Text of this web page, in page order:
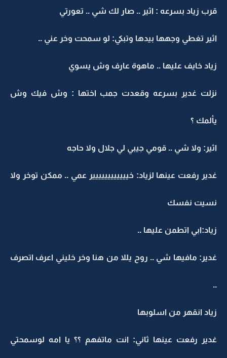
قرب زياد بسرعه : اثير .. صار لك شي .. تعورتي
اثير تغطي وجهها بيدها وتبكي: لو سمحت وخر عني ..
زياد خايف عليها .. ماهوة عارف وش يسوي
نزلت غدير بسرعه وقعدت جمب اختها : وش فيك وش
يألمك ؟
اثير: ولا شي .. قومي جيبي لي جلال ولا حاجه
غدير رفعت عينها لزياد: خيييييييييييير عمي .. ممكن توخر ولا
نسيت نفسك
زياد:ابي اتطمن عليها ..
غدير: مافيها شي .. روح يللا من هنا وخر خليني اعرف اتصرف
..
زياد انقهر من اسلوبها
غدير رفعت عينها ثاني: انت ماتفهم ؟؟ يا امه لوسمحتي